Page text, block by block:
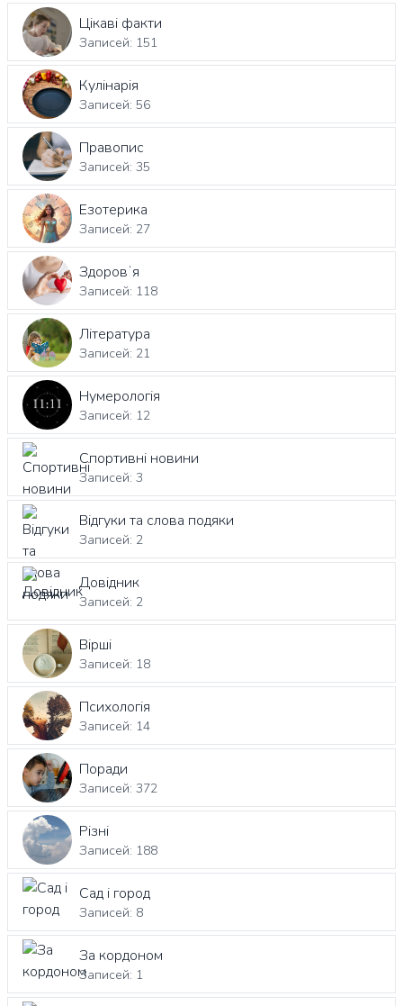
Цікаві факти
Записей: 151
Кулінарія
Записей: 56
Правопис
Записей: 35
Езотерика
Записей: 27
Здоровʼя
Записей: 118
Література
Записей: 21
Нумерологія
Записей: 12
Спортивні новини
Записей: 3
Відгуки та слова подяки
Записей: 2
Довідник
Записей: 2
Вірші
Записей: 18
Психологія
Записей: 14
Поради
Записей: 372
Різні
Записей: 188
Сад і город
Записей: 8
За кордоном
Записей: 1